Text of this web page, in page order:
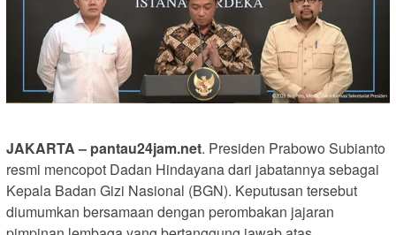
JAKARTA – pantau24jam.net. Presiden Prabowo Subianto
resmi mencopot Dadan Hindayana dari jabatannya sebagai
Kepala Badan Gizi Nasional (BGN). Keputusan tersebut
diumumkan bersamaan dengan perombakan jajaran